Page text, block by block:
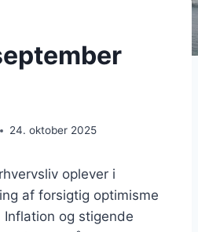
24. oktober 2025
oplever i
af forsigtig optimisme
og stigende